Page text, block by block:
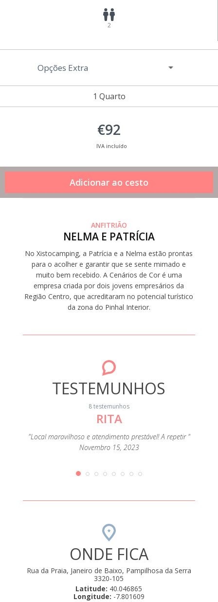
2
1 Quarto
Opções Extra
€92
IVA incluído
ANFITRIÃO
NELMA E PATRÍCIA
No Xistocamping, a Patrícia e a Nelma estão prontas
para o acolher e garantir que se sente mimado e
muito bem recebido. A Cenários de Cor é uma
empresa criada por dois jovens empresários da
Região Centro, que acreditaram no potencial turístico
da zona do Pinhal Interior.
TESTEMUNHOS
8 testemunhos
RITA
"Local maravilhoso e atendimento prestável! A repetir "
Novembro 15, 2023
ONDE FICA
Rua da Praia, Janeiro de Baixo, Pampilhosa da Serra
3320-105
Latitude: 40.046865
Longitude: -7.801609